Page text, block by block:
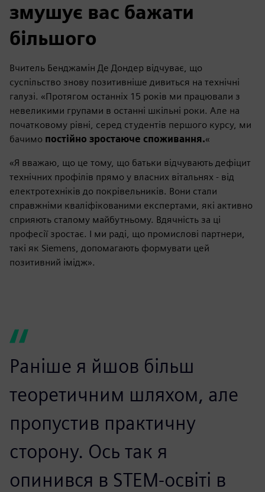
змушує вас бажати
більшого
Вчитель Бенджамін Де Дондер відчуває, що
суспільство знову позитивніше дивиться на технічні
галузі. «Протягом останніх 15 років ми працювали з
невеликими групами в останні шкільні роки. Але на
початковому рівні, серед студентів першого курсу, ми
бачимо постійно зростаюче споживання.«
«Я вважаю, що це тому, що батьки відчувають дефіцит
технічних профілів прямо у власних вітальнях - від
електротехніків до покрівельників. Вони стали
справжніми кваліфікованими експертами, які активно
сприяють сталому майбутньому. Вдячність за ці
професії зростає. І ми раді, що промислові партнери,
такі як Siemens, допомагають формувати цей
позитивний імідж».
Раніше я йшов більш
теоретичним шляхом, але
пропустив практичну
сторону. Ось так я
опинився в STEM-освіті в